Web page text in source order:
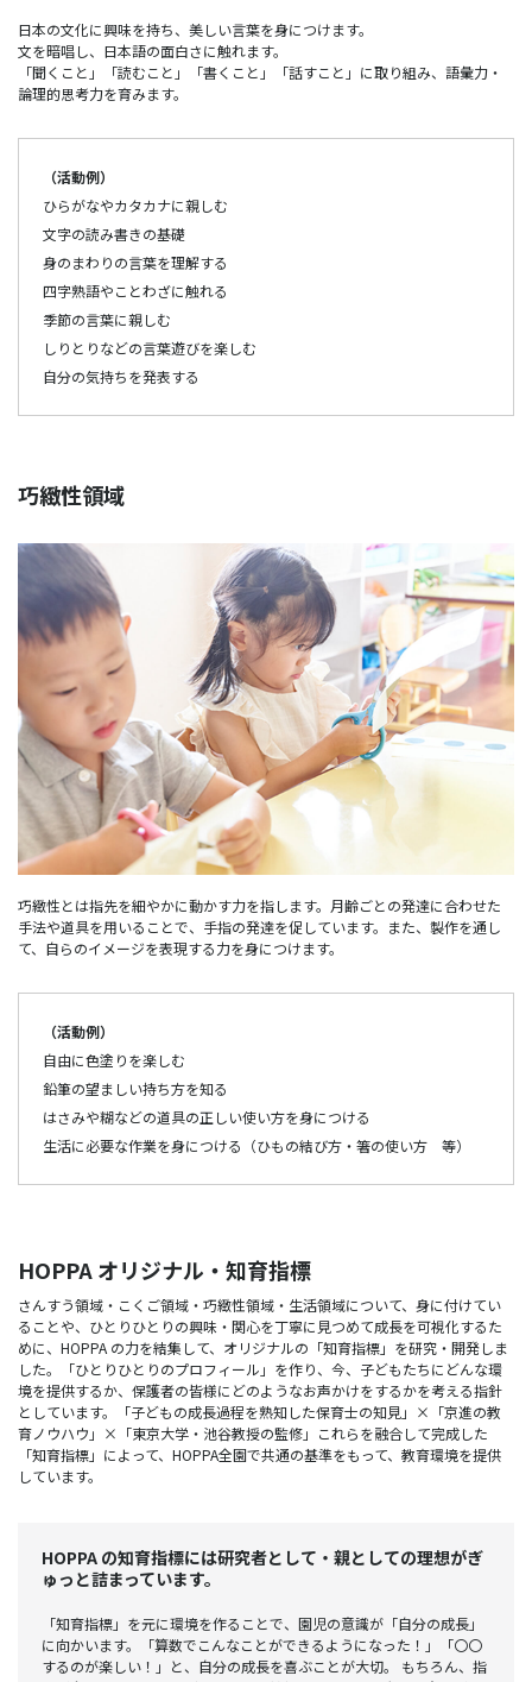
日本の文化に興味を持ち、美しい言葉を身につけます。
文を暗唱し、日本語の面白さに触れます。
「聞くこと」「読むこと」「書くこと」「話すこと」に取り組み、語彙力・
論理的思考力を育みます。
（活動例）
ひらがなやカタカナに親しむ
文字の読み書きの基礎
身のまわりの言葉を理解する
四字熟語やことわざに触れる
季節の言葉に親しむ
しりとりなどの言葉遊びを楽しむ
自分の気持ちを発表する
巧緻性領域
巧緻性とは指先を細やかに動かす力を指します。月齢ごとの発達に合わせた
手法や道具を用いることで、手指の発達を促しています。また、製作を通し
て、自らのイメージを表現する力を身につけます。
（活動例）
自由に色塗りを楽しむ
鉛筆の望ましい持ち方を知る
はさみや糊などの道具の正しい使い方を身につける
生活に必要な作業を身につける（ひもの結び方・箸の使い方 等）
HOPPA オリジナル・知育指標
さんすう領域・こくご領域・巧緻性領域・生活領域について、身に付けてい
ることや、ひとりひとりの興味・関心を丁寧に見つめて成長を可視化するた
めに、HOPPA の力を結集して、オリジナルの「知育指標」を研究・開発しま
した。「ひとりひとりのプロフィール」を作り、今、子どもたちにどんな環
境を提供するか、保護者の皆様にどのようなお声かけをするかを考える指針
としています。「子どもの成長過程を熟知した保育士の知見」×「京進の教
育ノウハウ」×「東京大学・池谷教授の監修」これらを融合して完成した
「知育指標」によって、HOPPA全園で共通の基準をもって、教育環境を提供
しています。
HOPPA の知育指標には研究者として・親としての理想がぎ
ゅっと詰まっています。
「知育指標」を元に環境を作ることで、園児の意識が「自分の成長」
に向かいます。「算数でこんなことができるようになった！」「〇〇
するのが楽しい！」と、自分の成長を喜ぶことが大切。 もちろん、指